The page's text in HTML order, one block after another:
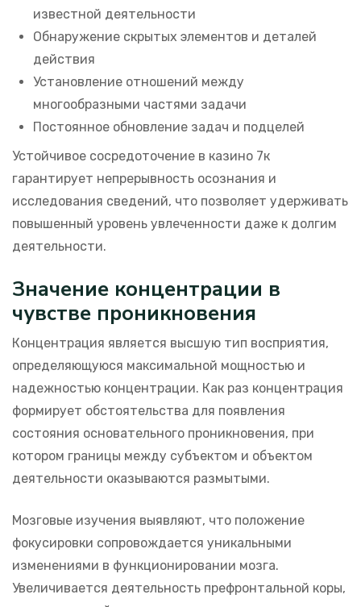
известной деятельности
Обнаружение скрытых элементов и деталей
действия
Установление отношений между
многообразными частями задачи
Постоянное обновление задач и подцелей
Устойчивое сосредоточение в казино 7к
гарантирует непрерывность осознания и
исследования сведений, что позволяет удерживать
повышенный уровень увлеченности даже к долгим
деятельности.
Значение концентрации в
чувстве проникновения
Концентрация является высшую тип восприятия,
определяющуюся максимальной мощностью и
надежностью концентрации. Как раз концентрация
формирует обстоятельства для появления
состояния основательного проникновения, при
котором границы между субъектом и объектом
деятельности оказываются размытыми.
Мозговые изучения выявляют, что положение
фокусировки сопровождается уникальными
изменениями в функционировании мозга.
Увеличивается деятельность префронтальной коры,